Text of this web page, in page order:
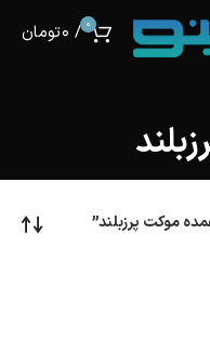
0
/
0تومان
موکت پرزبلند”